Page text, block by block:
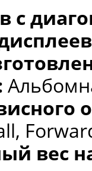
с
вес